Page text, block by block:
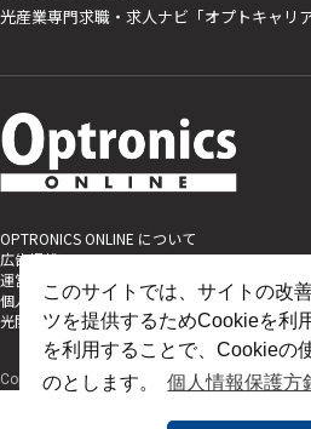
このサイトでは、サイトの改
ツを提供するためCookieを利
を利用することで、Cookieの
のとします。
個人情報保護方
光産業専門求職・求人ナビ「オプトキャリア
OPTRONICS ONLINE について
広告掲載について
運営会社
個人情報
光関連リンク集
Copyright (C) 2025 The Optronics Co., Ltd. All